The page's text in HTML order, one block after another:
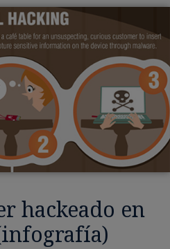
hackeado en